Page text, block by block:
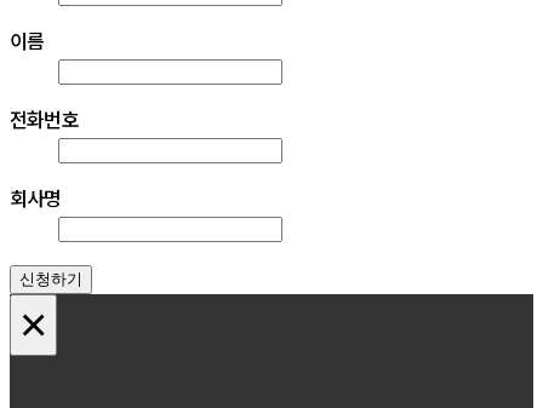
이름
전화번호
회사명
신청하기
×